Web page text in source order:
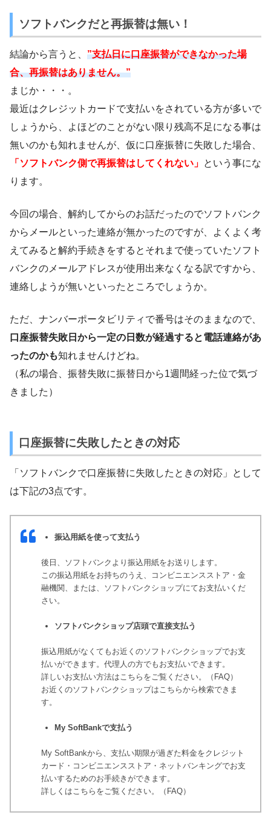
ソフトバンクだと再振替は無い！
結論から言うと、 ”支払日に口座振替ができなかった場
合、再振替はありません。”
まじか・・・。
最近はクレジットカードで支払いをされている方が多いで
しょうから、よほどのことがない限り残高不足になる事は
無いのかも知れませんが、仮に口座振替に失敗した場合、
「ソフトバンク側で再振替はしてくれない」 という事にな
ります。
今回の場合、解約してからのお話だったのでソフトバンク
からメールといった連絡が無かったのですが、よくよく考
えてみると解約手続きをするとそれまで使っていたソフト
バンクのメールアドレスが使用出来なくなる訳ですから、
連絡しようが無いといったところでしょうか。
ただ、ナンバーポータビリティで番号はそのままなので、
口座振替失敗日から一定の日数が経過すると電話連絡があ
ったのかも知れませんけどね。
（私の場合、振替失敗に振替日から1週間経った位で気づ
きました）
口座振替に失敗したときの対応
「ソフトバンクで口座振替に失敗したときの対応」として
は下記の3点です。
振込用紙を使って支払う
後日、ソフトバンクより振込用紙をお送りします。
この振込用紙をお持ちのうえ、コンビニエンスストア・金
融機関、または、ソフトバンクショップにてお支払いくだ
さい。
ソフトバンクショップ店頭で直接支払う
振込用紙がなくてもお近くのソフトバンクショップでお支
払いができます。代理人の方でもお支払いできます。
詳しいお支払い方法はこちらをご覧ください。（FAQ）
お近くのソフトバンクショップはこちらから検索できま
す。
My SoftBankで支払う
My SoftBankから、支払い期限が過ぎた料金をクレジット
カード・コンビニエンスストア・ネットバンキングでお支
払いするためのお手続きができます。
詳しくはこちらをご覧ください。（FAQ）